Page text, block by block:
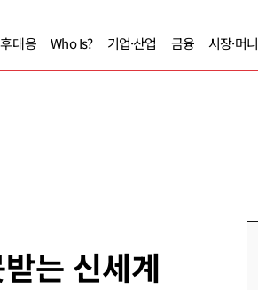
대응 Who Is? 기업·산업 금융 시장·머니
는 신세계